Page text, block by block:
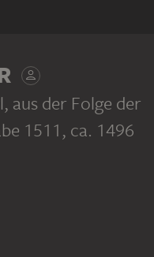
aus der Folge der
1511 , ca. 1496